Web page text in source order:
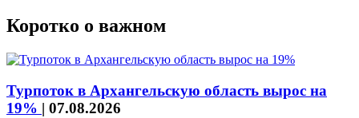
Коротко о важном
Турпоток в Архангельскую область вырос на
19% | 07.08.2026